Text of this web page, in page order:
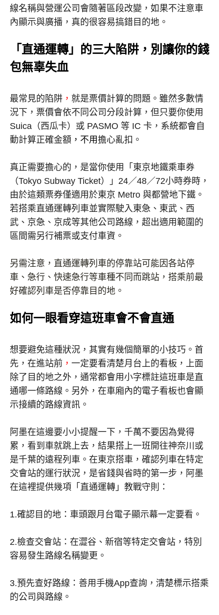
線名稱與營運公司會隨著區段改變，如果不注意車
內顯示與廣播，真的很容易搞錯目的地。
「直通運轉」的三大陷阱，別讓你的錢
包無辜失血
最常見的陷阱 ， 就是票價計算的問題。雖然多數情
況下，票價會依不同公司分段計算，但只要你使用
Suica （西瓜卡）或 PASMO 等 IC 卡，系統都會自
動計算正確金額 ，不用擔心亂扣。
真正需要擔心的，是當你使用「東京地鐵乘車券
（Tokyo Subway Ticket）」 24／48／72小時券時，
由於這類票券僅適用於東京 Metro 與都營地下鐵。
若搭乘直通運轉列車並實際駛入東急、東武、西
武、京急、京成等其他公司路線，超出適用範圍的
區間需另行補票或支付車資。
另需注意，直通運轉列車的停靠站可能因各站停
車、急行、快速急行等車種不同而跳站，搭乘前最
好確認列車是否停靠目的地。
如何一眼看穿這班車會不會直通
想要避免這種狀況，其實有幾個簡單的小技巧。首
先，在進站前 ， 一定要看清楚月台上的看板，上面
除了目的地之外，通常都會用小字標註這班車是直
通哪一條路線。另外，在車廂內的電子看板也會顯
示接續的路線資訊。
阿墨在這邊要小小提醒一下，千萬不要因為覺得
累，看到車就跳上去，結果搭上一班開往神奈川或
是千葉的遠程列車。在東京搭車，確認列車在特定
交會站的運行狀況，是省錢與省時的第一步，阿墨
在這裡提供幾項「直通運轉」教戰守則：
1.確認目的地：車頭跟月台電子顯示幕一定要看。
2.檢查交會站：在澀谷、新宿等特定交會站，特別
容易發生路線名稱變更。
3.預先查好路線：善用手機App查詢，清楚標示搭乘
的公司與路線。